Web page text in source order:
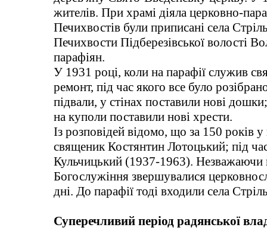
жителів. При храмі діяла церковно-
Печихвостів були приписані села
Печихвости Підберезівської волості
парафіян.
У 1931 році, коли на парафії служив
ремонт, під час якого все було
підвали, у стінах поставили нові
на куполи поставили нові хрести.
Із розповідей відомо, що за 150 років
священик Костянтин Лотоцький; під
Кульчицький (1937-1963). Незважаючи
Богослужіння звершувалися
дні. До парафії тоді входили села
Суперечливий період радянської